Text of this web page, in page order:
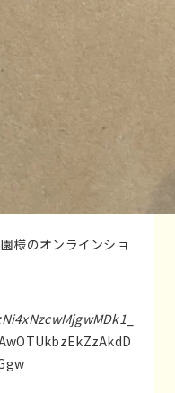
様のオンラインショ